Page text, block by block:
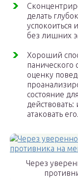
делать
успокоиться
без лишних
Хороший
панического
оценку
состояние
атаковать его.
Через